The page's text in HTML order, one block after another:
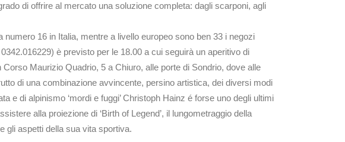
di offrire al mercato una soluzione completa: dagli scarponi, agli
numero 16 in Italia, mentre a livello europeo sono ben 33 i negozi
è previsto per le 18.00 a cui seguirà un aperitivo di
Maurizio Quadrio, 5 a Chiuro, alle porte di Sondrio, dove alle
di una combinazione avvincente, persino artistica, dei diversi modi
e di alpinismo ‘mordi e fuggi’ Christoph Hainz é forse uno degli ultimi
alla proiezione di ‘Birth of Legend’, il lungometraggio della
gli aspetti della sua vita sportiva.